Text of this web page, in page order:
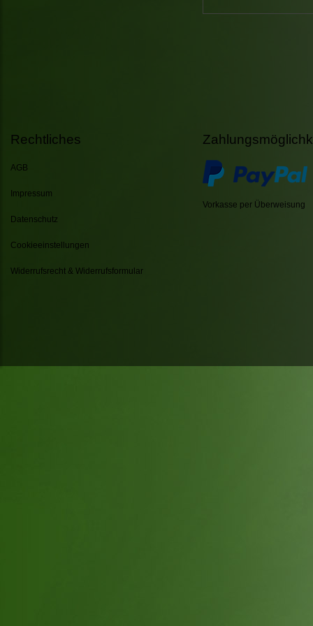
Rechtliches
AGB
Impressum
Datenschutz
Cookieeinstellungen
Widerrufsrecht & Widerrufsformular
Vorkasse per Überweisung